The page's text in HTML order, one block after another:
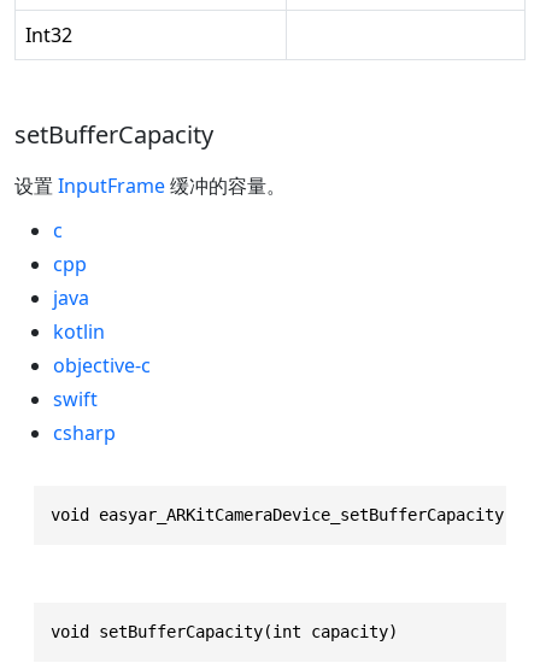
Int32
setBufferCapacity
设置 InputFrame缓冲的容量。
c
cpp
java
kotlin
objective-c
swift
csharp
void
void setBufferCapacity(int capacity)